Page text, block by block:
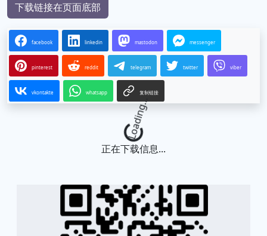
下载链接在页面底部
facebook linkedin mastodon messenger
pinterest reddit telegram twitter viber
vkontakte whatsapp 复制链接
Loading...
正在下载信息...